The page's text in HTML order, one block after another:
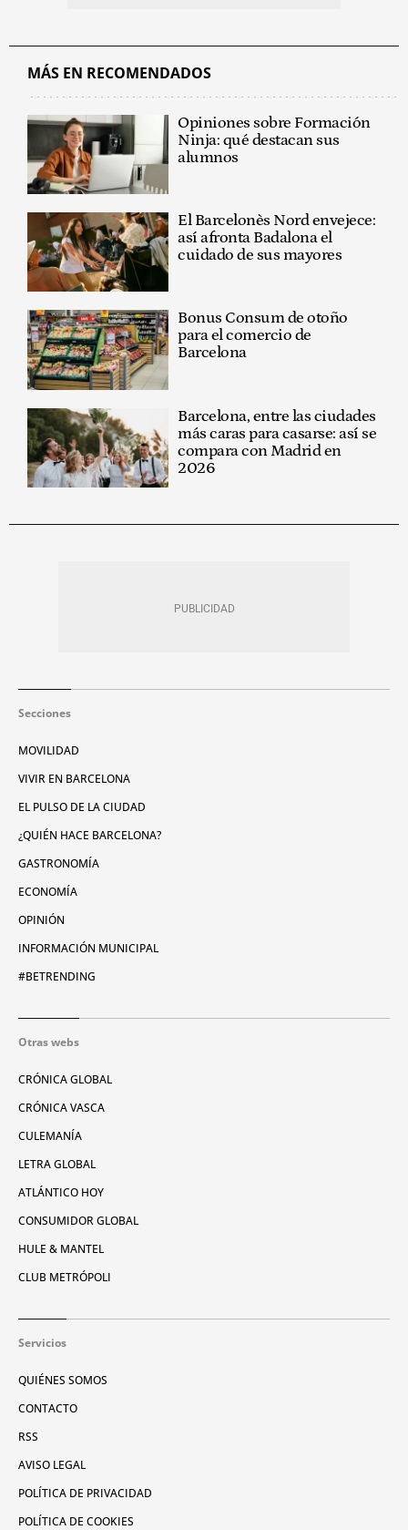
MÁS EN RECOMENDADOS
Opiniones sobre Formación
Ninja: qué destacan sus
alumnos
El Barcelonès Nord envejece:
así afronta Badalona el
cuidado de sus mayores
Bonus Consum de otoño
para el comercio de
Barcelona
Barcelona, entre las ciudades
más caras para casarse: así se
compara con Madrid en
2026
Secciones
MOVILIDAD
VIVIR EN BARCELONA
EL PULSO DE LA CIUDAD
¿QUIÉN HACE BARCELONA?
GASTRONOMÍA
ECONOMÍA
OPINIÓN
INFORMACIÓN MUNICIPAL
#BETRENDING
Otras webs
CRÓNICA GLOBAL
CRÓNICA VASCA
CULEMANÍA
LETRA GLOBAL
ATLÁNTICO HOY
CONSUMIDOR GLOBAL
HULE & MANTEL
CLUB METRÓPOLI
Servicios
QUIÉNES SOMOS
CONTACTO
RSS
AVISO LEGAL
POLÍTICA DE PRIVACIDAD
POLÍTICA DE COOKIES